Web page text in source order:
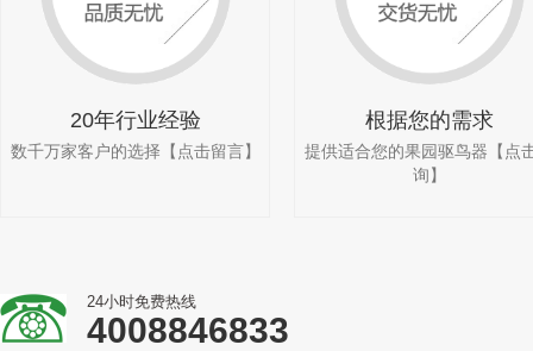
20年行业经验
数千万家客户的选择【点击留言】
根据您的需求
提供适合您的果园驱鸟器【点
询】
24小时免费热线
4008846833